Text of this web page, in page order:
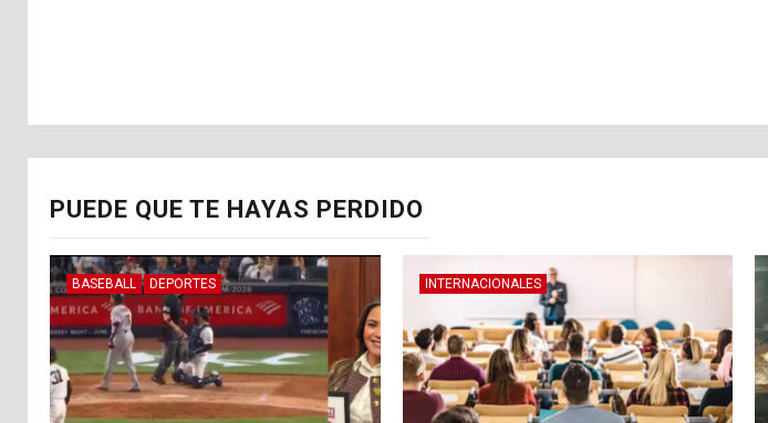
PUEDE QUE TE HAYAS PERDIDO
BASEBALL DEPORTES INTERNACIONALES